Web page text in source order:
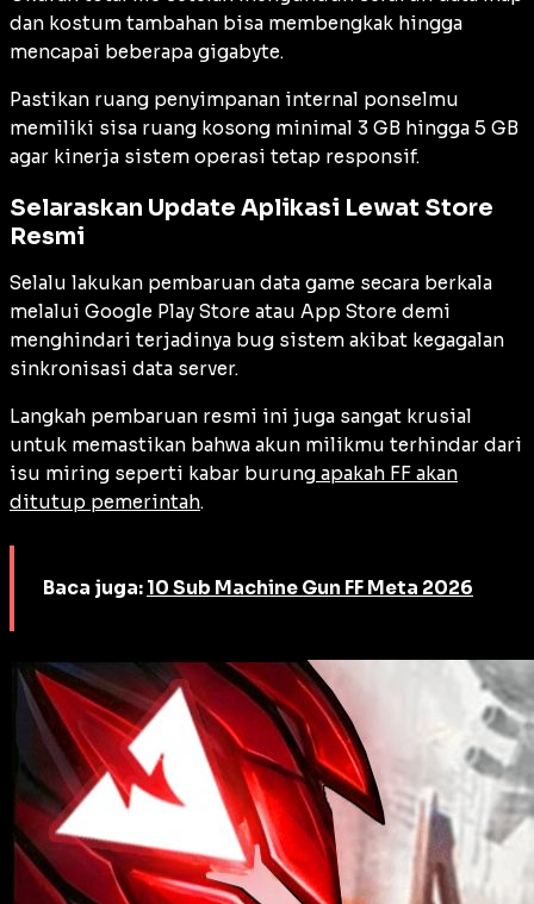
dan kostum tambahan bisa membengkak hingga
mencapai beberapa gigabyte.
Pastikan ruang penyimpanan internal ponselmu
memiliki sisa ruang kosong minimal 3 GB hingga 5 GB
agar kinerja sistem operasi tetap responsif.
Selaraskan Update Aplikasi Lewat Store
Resmi
Selalu lakukan pembaruan data game secara berkala
melalui Google Play Store atau App Store demi
menghindari terjadinya bug sistem akibat kegagalan
sinkronisasi data server.
Langkah pembaruan resmi ini juga sangat krusial
untuk memastikan bahwa akun milikmu terhindar dari
isu miring seperti kabar burung apakah FF akan
ditutup pemerintah.
Baca juga: 10 Sub Machine Gun FF Meta 2026